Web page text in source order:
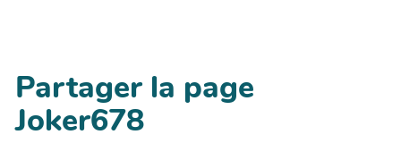
Partager la page
Joker678